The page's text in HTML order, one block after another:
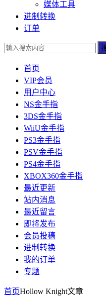
媒体工具
进制转换
订单
首页
VIP会员
用户中心
NS金手指
3DS金手指
WiiU金手指
PS3金手指
PSV金手指
PS4金手指
XBOX360金手指
最近更新
站内消息
最近留言
即将发布
会员投稿
进制转换
我的订单
专题
首页Hollow Knight文章